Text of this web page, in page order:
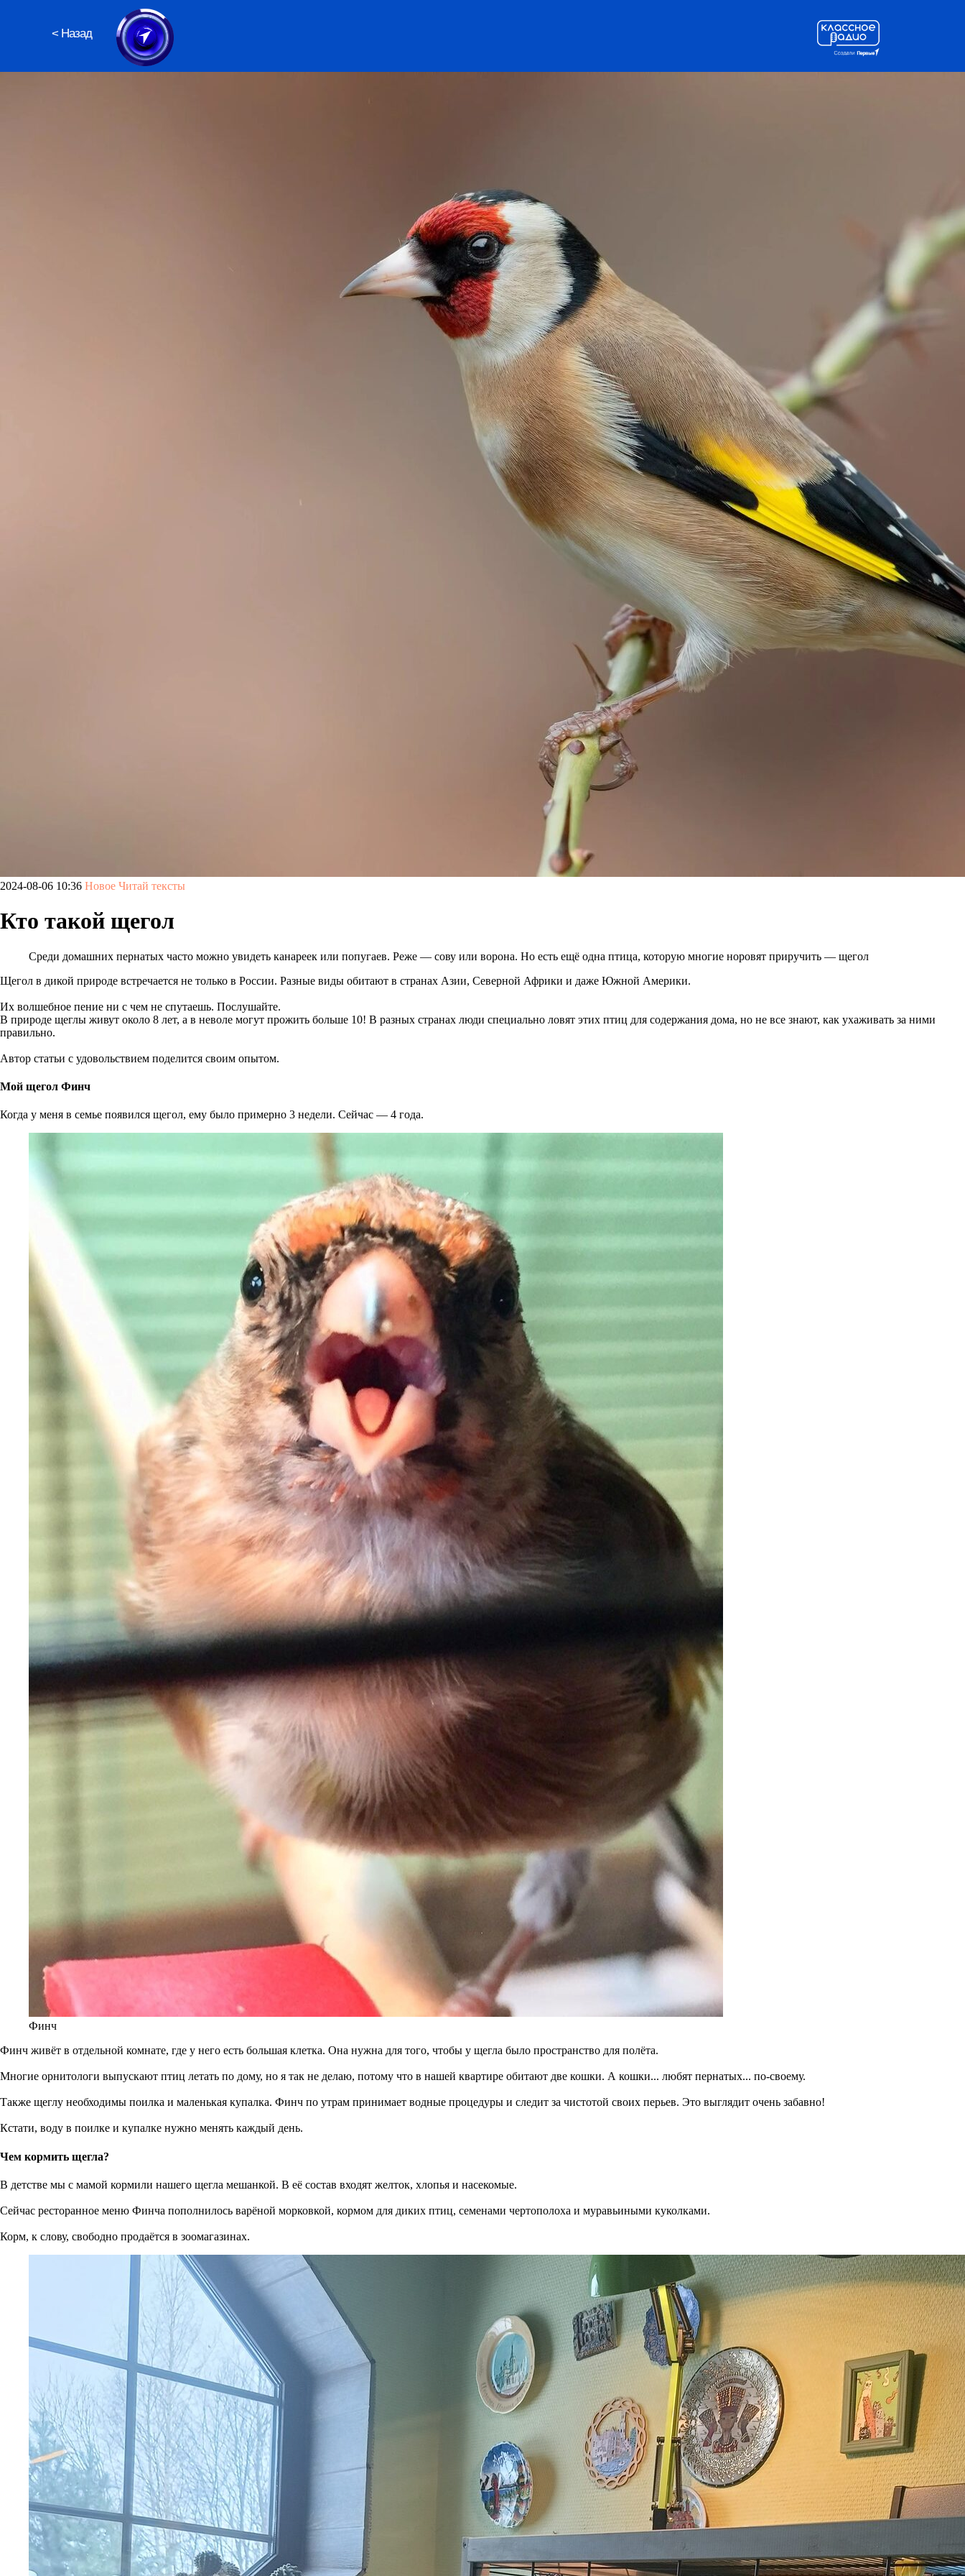
< Назад
2024-08-06 10:36 Новое Читай тексты
Кто такой щегол
Среди домашних пернатых часто можно увидеть канареек или попугаев. Реже — сову или ворона. Но есть ещё одна птица, которую многие норовят приручить — щегол
Щегол в дикой природе встречается не только в России. Разные виды обитают в странах Азии, Северной Африки и даже Южной Америки.
Их волшебное пение ни с чем не спутаешь. Послушайте.
В природе щеглы живут около 8 лет, а в неволе могут прожить больше 10! В разных странах люди специально ловят этих птиц для содержания дома, но не все знают, как ухаживать за ними
правильно.
Автор статьи с удовольствием поделится своим опытом.
Мой щегол Финч
Когда у меня в семье появился щегол, ему было примерно 3 недели. Сейчас — 4 года.
Финч
Финч живёт в отдельной комнате, где у него есть большая клетка. Она нужна для того, чтобы у щегла было пространство для полёта.
Многие орнитологи выпускают птиц летать по дому, но я так не делаю, потому что в нашей квартире обитают две кошки. А кошки... любят пернатых... по-своему.
Также щеглу необходимы поилка и маленькая купалка. Финч по утрам принимает водные процедуры и следит за чистотой своих перьев. Это выглядит очень забавно!
Кстати, воду в поилке и купалке нужно менять каждый день.
Чем кормить щегла?
В детстве мы с мамой кормили нашего щегла мешанкой. В её состав входят желток, хлопья и насекомые.
Сейчас ресторанное меню Финча пополнилось варёной морковкой, кормом для диких птиц, семенами чертополоха и муравьиными куколками.
Корм, к слову, свободно продаётся в зоомагазинах.